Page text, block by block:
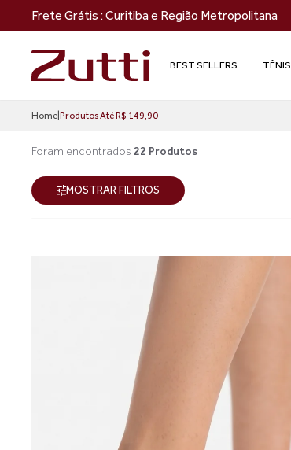
Frete Grátis : Curitiba e Região Metropolitana
BEST SELLERS TÊNIS
Home Produtos Até R$ 149,90
Foram encontrados 22 Produtos
MOSTRAR FILTROS